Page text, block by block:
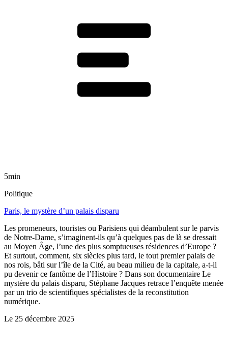
5min
Politique
Paris, le mystère d’un palais disparu
Les promeneurs, touristes ou Parisiens qui déambulent sur le parvis
de Notre-Dame, s’imaginent-ils qu’à quelques pas de là se dressait
au Moyen Âge, l’une des plus somptueuses résidences d’Europe ?
Et surtout, comment, six siècles plus tard, le tout premier palais de
nos rois, bâti sur l’île de la Cité, au beau milieu de la capitale, a-t-il
pu devenir ce fantôme de l’Histoire ? Dans son documentaire Le
mystère du palais disparu, Stéphane Jacques retrace l’enquête menée
par un trio de scientifiques spécialistes de la reconstitution
numérique.
Le 25 décembre 2025